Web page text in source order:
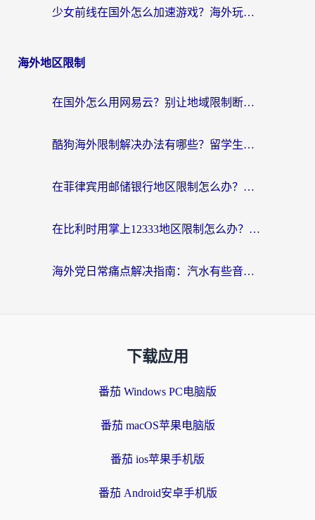
少女前线在国外怎么加速游戏？海外玩家必看的国服游戏畅玩指南
海外地区限制
在国外怎么用网易云？别让地域限制断了你的中文歌单——附听书社交定位解决方案
酷狗海外限制解决办法有哪些？留学生亲测有效的回国加速指南
在菲律宾用邮储银行地区限制怎么办？海外华人必看的回国加速解决方案
在比利时用掌上12333地区限制怎么办？海外华人亲测有效的回国加速方案
海外党日常痛点解决指南：汽水有些音乐在国外无法播放怎么办？
下载应用
番茄 Windows PC电脑版
番茄 macOS苹果电脑版
番茄 ios苹果手机版
番茄 Android安卓手机版